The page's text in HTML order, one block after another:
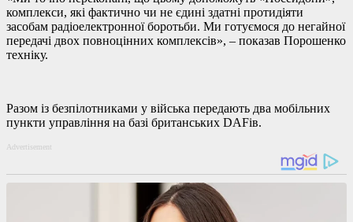
комплекси, які фактично чи не єдині здатні протидіяти
засобам радіоелектронної боротьби. Ми готуємося до негайної
передачі двох повноцінних комплексів», – показав Порошенко
техніку.
Разом із безпілотниками у війська передають два мобільних
пункти управління на базі британських DAFів.
Advertisement